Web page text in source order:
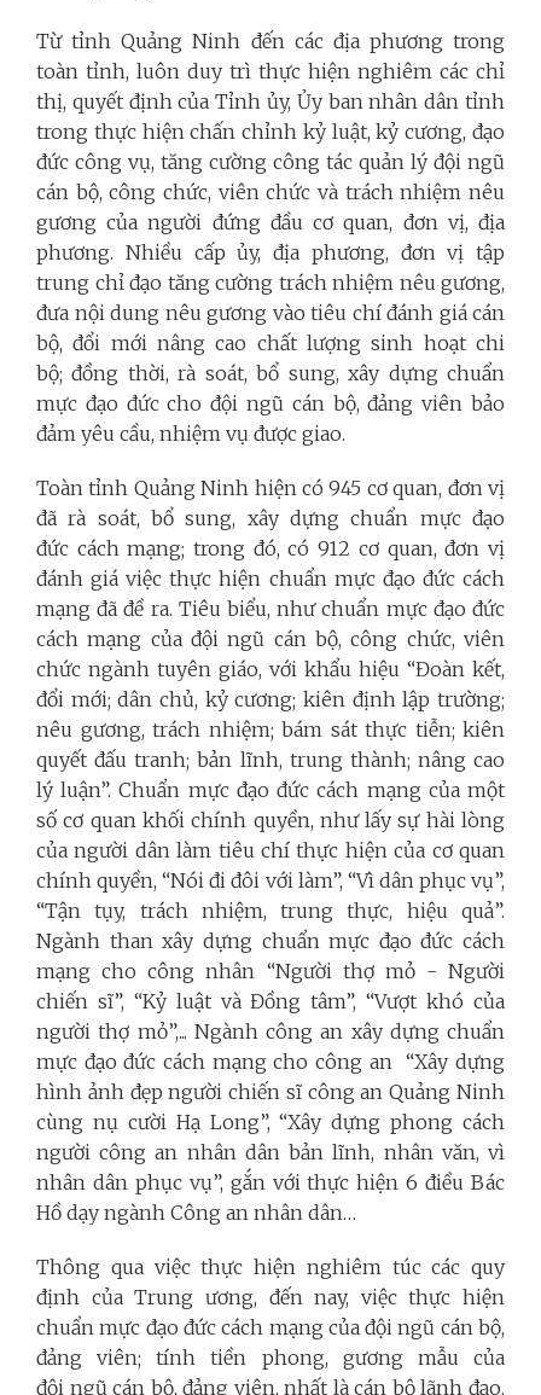
Từ tỉnh Quảng Ninh đến các địa phương trong
toàn tỉnh, luôn duy trì thực hiện nghiêm các chỉ
thị, quyết định của Tỉnh ủy, Ủy ban nhân dân tỉnh
trong thực hiện chấn chỉnh kỷ luật, kỷ cương, đạo
đức công vụ, tăng cường công tác quản lý đội ngũ
cán bộ, công chức, viên chức và trách nhiệm nêu
gương của người đứng đầu cơ quan, đơn vị, địa
phương. Nhiều cấp ủy, địa phương, đơn vị tập
trung chỉ đạo tăng cường trách nhiệm nêu gương,
đưa nội dung nêu gương vào tiêu chí đánh giá cán
bộ, đổi mới nâng cao chất lượng sinh hoạt chi
bộ; đồng thời, rà soát, bổ sung, xây dựng chuẩn
mực đạo đức cho đội ngũ cán bộ, đảng viên bảo
đảm yêu cầu, nhiệm vụ được giao.
Toàn tỉnh Quảng Ninh hiện có 945 cơ quan, đơn vị
đã rà soát, bổ sung, xây dựng chuẩn mực đạo
đức cách mạng; trong đó, có 912 cơ quan, đơn vị
đánh giá việc thực hiện chuẩn mực đạo đức cách
mạng đã đề ra. Tiêu biểu, như chuẩn mực đạo đức
cách mạng của đội ngũ cán bộ, công chức, viên
chức ngành tuyên giáo, với khẩu hiệu “Đoàn kết,
đổi mới; dân chủ, kỷ cương; kiên định lập trường;
nêu gương, trách nhiệm; bám sát thực tiễn; kiên
quyết đấu tranh; bản lĩnh, trung thành; nâng cao
lý luận”. Chuẩn mực đạo đức cách mạng của một
số cơ quan khối chính quyền, như lấy sự hài lòng
của người dân làm tiêu chí thực hiện của cơ quan
chính quyền, “Nói đi đôi với làm”, “Vì dân phục vụ”,
“Tận tụy, trách nhiệm, trung thực, hiệu quả”.
Ngành than xây dựng chuẩn mực đạo đức cách
mạng cho công nhân “Người thợ mỏ - Người
chiến sĩ”, “Kỷ luật và Đồng tâm”, “Vượt khó của
người thợ mỏ”,... Ngành công an xây dựng chuẩn
mực đạo đức cách mạng cho công an “Xây dựng
hình ảnh đẹp người chiến sĩ công an Quảng Ninh
cùng nụ cười Hạ Long”, “Xây dựng phong cách
người công an nhân dân bản lĩnh, nhân văn, vì
nhân dân phục vụ”, gắn với thực hiện 6 điều Bác
Hồ dạy ngành Công an nhân dân…
Thông qua việc thực hiện nghiêm túc các quy
định của Trung ương, đến nay, việc thực hiện
chuẩn mực đạo đức cách mạng của đội ngũ cán bộ,
đảng viên; tính tiền phong, gương mẫu của
đội ngũ cán bộ, đảng viên, nhất là cán bộ lãnh đạo,